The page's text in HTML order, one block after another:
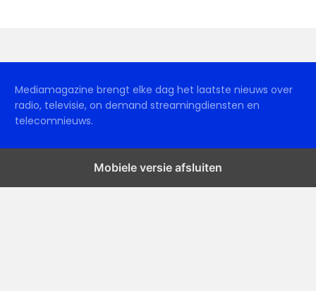
Mediamagazine brengt elke dag het laatste nieuws over
radio, televisie, on demand streamingdiensten en
telecomnieuws.
Mobiele versie afsluiten